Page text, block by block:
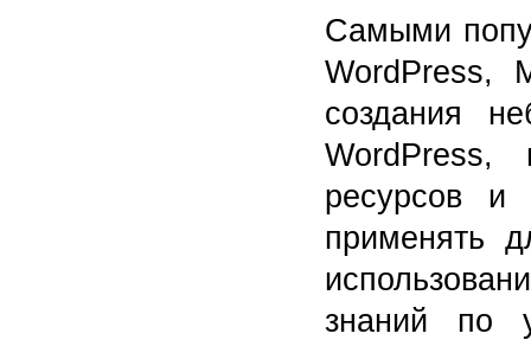
Самыми
WordPress,
создания
WordPress,
ресурсов и
применять
знаний по